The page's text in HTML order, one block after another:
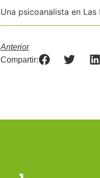
Una psicoanalista en Las
Anterior
Compartir: